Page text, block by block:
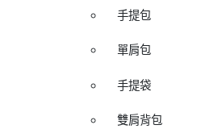
手提包
單肩包
手提袋
雙肩背包